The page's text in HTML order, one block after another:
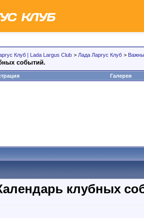
Клуб | Lada Largus Club > Лада Ларгус Клуб >
событий.
Галерея
клубных